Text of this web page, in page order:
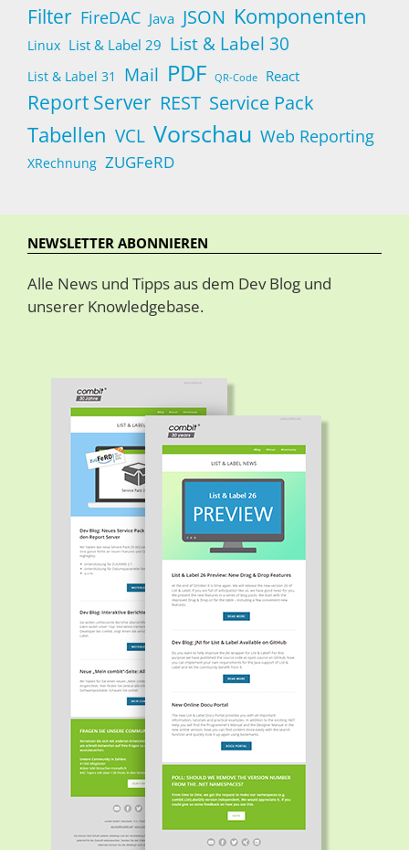
Filter FireDAC Java JSON Komponenten
Linux List & Label 29 List & Label 30
List & Label 31 Mail PDF QR-Code React
Report Server REST Service Pack
Tabellen VCL Vorschau Web Reporting
XRechnung ZUGFeRD
NEWSLETTER ABONNIEREN
Alle News und Tipps aus dem Dev Blog und
unserer Knowledgebase.